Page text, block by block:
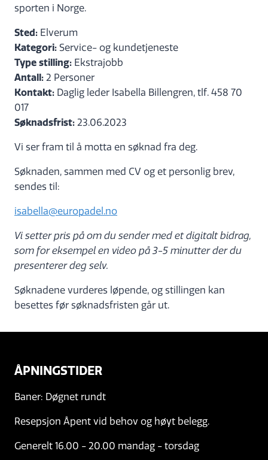
sporten i Norge.
Sted: Elverum
Kategori: Service- og kundetjeneste
Type stilling: Ekstrajobb
Antall: 2 Personer
Kontakt: Daglig leder Isabella Billengren, tlf. 458 70
017
Søknadsfrist: 23.06.2023
Vi ser fram til å motta en søknad fra deg.
Søknaden, sammen med CV og et personlig brev,
sendes til:
isabella@europadel.no
Vi setter pris på om du sender med et digitalt bidrag,
som for eksempel en video på 3-5 minutter der du
presenterer deg selv.
Søknadene vurderes løpende, og stillingen kan
besettes før søknadsfristen går ut.
ÅPNINGSTIDER
Baner: Døgnet rundt
Resepsjon Åpent vid behov og høyt belegg.
Generelt 16.00 - 20.00 mandag - torsdag